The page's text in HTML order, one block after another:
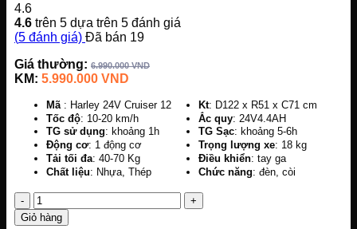
4.6
4.6 trên 5 dựa trên 5 đánh giá
(5 đánh giá) Đã bán 19
Giá thường: 6.990.000VND
KM: 5.990.000 VND
Mã : Harley 24V Cruiser 12 Kt: D122 x R51 x C71 cm
Tốc độ: 10-20 km/h Ắc quy: 24V4.4AH
TG sử dụng: khoảng 1h TG Sạc: khoảng 5-6h
Động cơ: 1 động cơ Trọng lượng xe: 18 kg
Tải tối đa: 40-70 Kg Điều khiển: tay ga
Chất liệu: Nhựa, Thép Chức năng: đèn, còi
Số
lượng
Giỏ hàng